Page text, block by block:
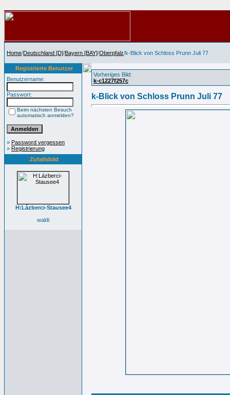
Home/Deutschland [D]/Bayern [BAY]/Oberpfalz/k-Blick von Schloss Prunn Juli 77
Registrierte Benutzer
Benutzername:
Passwort:
Beim nächsten Besuch
automatisch anmelden?
» Password vergessen
» Registrierung
Zufallsbild
H:Lázberci-Stausee4
waldi
Vorheriges Bild:
k-c1227f257c
k-Blick von Schloss Prunn Juli 77